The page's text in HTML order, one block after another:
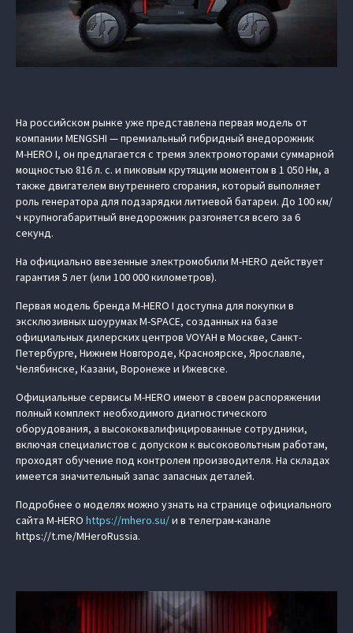
На российском рынке уже представлена первая модель от
компании MENGSHI — премиальный гибридный внедорожник
M‑HERO I, он предлагается с тремя электромоторами суммарной
мощностью 816 л. с. и пиковым крутящим моментом в 1 050 Нм, а
также двигателем внутреннего сгорания, который выполняет
роль генератора для подзарядки литиевой батареи. До 100 км/
ч крупногабаритный внедорожник разгоняется всего за 6
секунд.
На официально ввезенные электромобили M‑HERO действует
гарантия 5 лет (или 100 000 километров).
Первая модель бренда M‑HERO I доступна для покупки в
эксклюзивных шоурумах M-SPACE, созданных на базе
официальных дилерских центров VOYAH в Москве, Санкт-
Петербурге, Нижнем Новгороде, Красноярске, Ярославле,
Челябинске, Казани, Воронеже и Ижевске.
Официальные сервисы M‑HERO имеют в своем распоряжении
полный комплект необходимого диагностического
оборудования, а высококвалифицированные сотрудники,
включая специалистов с допуском к высоковольтным работам,
проходят обучение под контролем производителя. На складах
имеется значительный запас запасных деталей.
Подробнее о моделях можно узнать на странице официального
сайта M‑HERO https://mhero.su/и в телеграм-канале
https://t.me/MHeroRussia.